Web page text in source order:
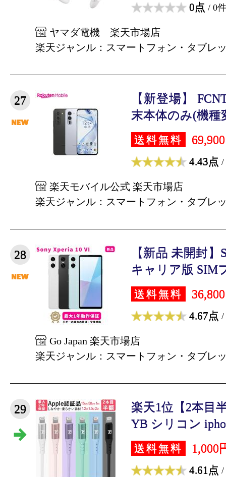
0点 / 0件
ヤマダ電機 楽天市場店
楽天ジャンル：スマートフォン・タブレ
27
【新登場】
末本体のみ(機種
送料無料
4.43点 /
楽天モバイル公式 楽天市場店
楽天ジャンル：スマートフォン・タブレ
28
【新品 未開封】
キャリア版 SIM
送料無料
4.67点 /
Go Japan 楽天市場店
楽天ジャンル：スマートフォン・タブレ
29
楽天1位【2本目
YB シリコン
送料無料 1,000
4.61点 /